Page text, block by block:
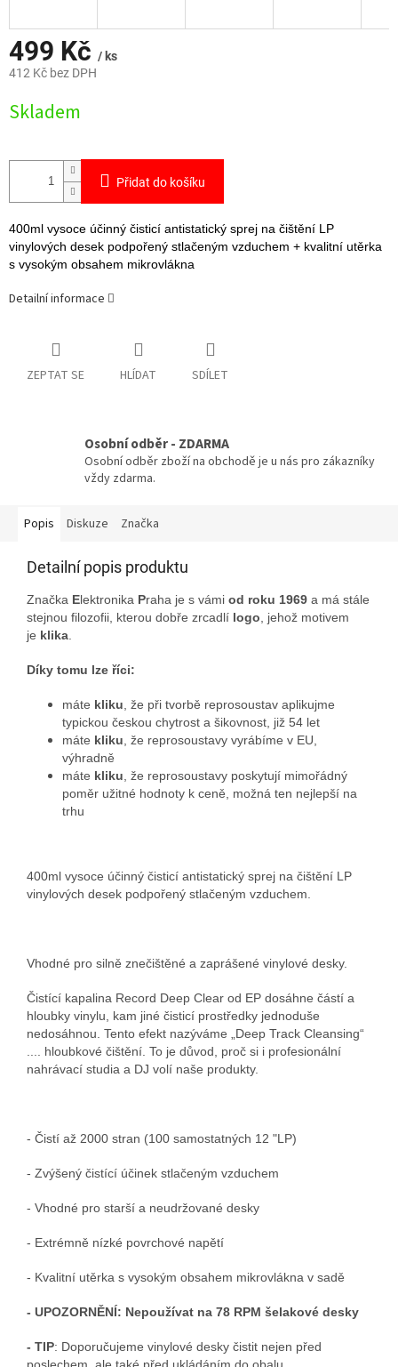
499 Kč / ks
412 Kč bez DPH
cena:
Skladem
Přidat do košíku
400ml vysoce účinný čisticí antistatický sprej na čištění LP
vinylových desek podpořený stlačeným vzduchem + kvalitní utěrka
s vysokým obsahem mikrovlákna
Detailní informace
ZEPTAT SE HLÍDAT SDÍLET
Osobní odběr - ZDARMA
Osobní odběr zboží na obchodě je u nás pro zákazníky
vždy zdarma.
Popis Diskuze Značka
Detailní popis produktu
Značka Elektronika Praha je s vámi od roku 1969 a má stále
stejnou filozofii, kterou dobře zrcadlí logo, jehož motivem
je klika.
Díky tomu lze říci:
máte kliku, že při tvorbě reprosoustav aplikujme
typickou českou chytrost a šikovnost, již 54 let
máte kliku, že reprosoustavy vyrábíme v EU,
výhradně
máte kliku, že reprosoustavy poskytují mimořádný
poměr užitné hodnoty k ceně, možná ten nejlepší na
trhu
400ml vysoce účinný čisticí antistatický sprej na čištění LP
vinylových desek podpořený stlačeným vzduchem.
Vhodné pro silně znečištěné a zaprášené vinylové desky.
Čistící kapalina Record Deep Clear od EP dosáhne částí a
hloubky vinylu, kam jiné čisticí prostředky jednoduše
nedosáhnou. Tento efekt nazýváme „Deep Track Cleansing“
.... hloubkové čištění. To je důvod, proč si i profesionální
nahrávací studia a DJ volí naše produkty.
- Čistí až 2000 stran (100 samostatných 12 "LP)
- Zvýšený čistící účinek stlačeným vzduchem
- Vhodné pro starší a neudržované desky
- Extrémně nízké povrchové napětí
- Kvalitní utěrka s vysokým obsahem mikrovlákna v sadě
- UPOZORNĚNÍ: Nepoužívat na 78 RPM šelakové desky
- TIP: Doporučujeme vinylové desky čistit nejen před